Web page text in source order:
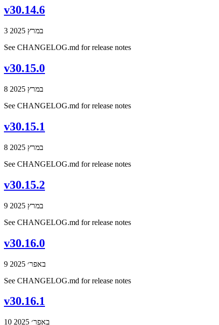
v30.14.6
3 במרץ 2025
See CHANGELOG.md for release notes
v30.15.0
8 במרץ 2025
See CHANGELOG.md for release notes
v30.15.1
8 במרץ 2025
See CHANGELOG.md for release notes
v30.15.2
9 במרץ 2025
See CHANGELOG.md for release notes
v30.16.0
9 באפר׳ 2025
See CHANGELOG.md for release notes
v30.16.1
10 באפר׳ 2025